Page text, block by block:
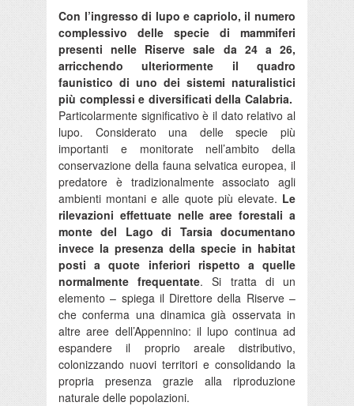
Con l’ingresso di lupo e capriolo, il numero
complessivo delle specie di mammiferi
presenti nelle Riserve sale da 24 a 26,
arricchendo ulteriormente il quadro
faunistico di uno dei sistemi naturalistici
più complessi e diversificati della Calabria.
Particolarmente significativo è il dato relativo al
lupo. Considerato una delle specie più
importanti e monitorate nell’ambito della
conservazione della fauna selvatica europea, il
predatore è tradizionalmente associato agli
ambienti montani e alle quote più elevate. Le
rilevazioni effettuate nelle aree forestali a
monte del Lago di Tarsia documentano
invece la presenza della specie in habitat
posti a quote inferiori rispetto a quelle
normalmente frequentate. Si tratta di un
elemento – spiega il Direttore della Riserve –
che conferma una dinamica già osservata in
altre aree dell’Appennino: il lupo continua ad
espandere il proprio areale distributivo,
colonizzando nuovi territori e consolidando la
propria presenza grazie alla riproduzione
naturale delle popolazioni.